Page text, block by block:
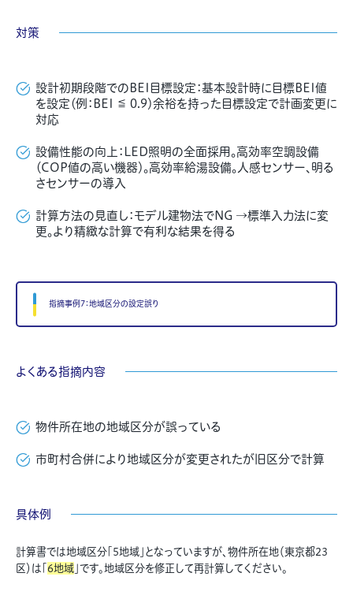
対策
設計初期段階でのBEI目標設定：基本設計時に目標BEI値
を設定（例：BEI ≦ 0.9）余裕を持った目標設定で計画変更に
対応
設備性能の向上： LED照明の全面採用。高効率空調設備
（COP値の高い機器）。高効率給湯設備。人感センサー、明る
さセンサーの導入
計算方法の見直し：モデル建物法でNG →標準入力法に変
更。より精緻な計算で有利な結果を得る
指摘事例7：地域区分の設定誤り
よくある指摘内容
物件所在地の地域区分が誤っている
市町村合併により地域区分が変更されたが旧区分で計算
具体例
計算書では地域区分「5地域」となっていますが、物件所在地（東京都23
区）は「6地域」です。地域区分を修正して再計算してください。